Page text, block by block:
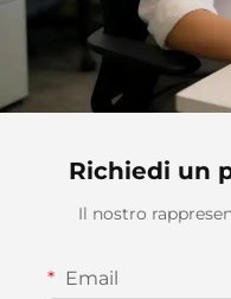
Richiedi un
Il nostro
Email